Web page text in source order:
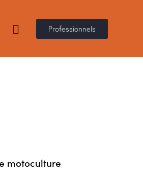
Professionnels
motoculture